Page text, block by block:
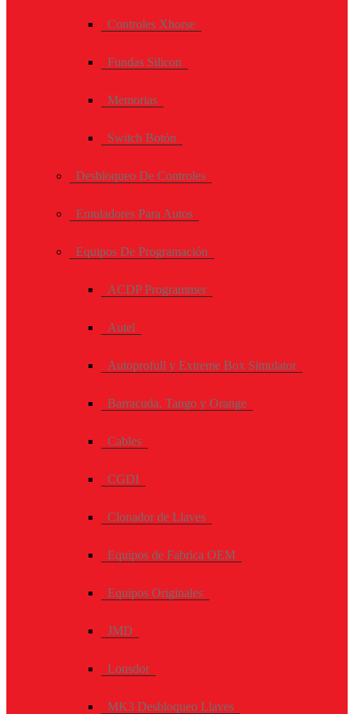
Controles Xhorse
Fundas Silicon
Memorias
Switch Botón
Desbloqueo De Controles
Emuladores Para Autos
Equipos De Programación
ACDP Programmer
Autel
Autoprofull y Extreme Box Simulator
Barracuda, Tango y Orange
Cables
CGDI
Clonador de Llaves
Equipos de Fabrica OEM
Equipos Originales
JMD
Lonsdor
MK3 Desbloqueo Llaves